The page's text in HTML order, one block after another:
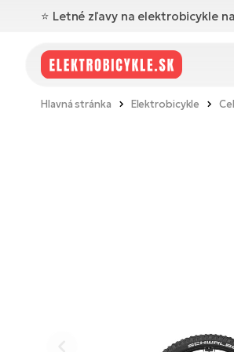
⭐️ Letné zľavy na elektrobicykle
Hlavná stránka Elektrobicykle